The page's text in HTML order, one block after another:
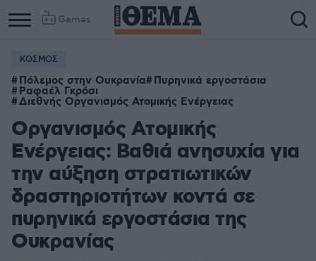
Games
ΚΟΣΜΟΣ
Πόλεμος στην Ουκρανία Πυρηνικά εργοστάσια
Ραφαέλ Γκρόσι
Διεθνής Οργανισμός Ατομικής Ενέργειας
Οργανισμός Ατομικής
Ενέργειας: Βαθιά ανησυχία για
την αύξηση στρατιωτικών
δραστηριοτήτων κοντά σε
πυρηνικά εργοστάσια της
Ουκρανίας